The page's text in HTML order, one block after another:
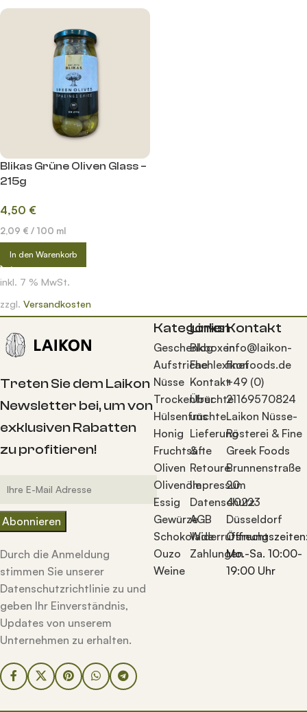
Blikas Grüne Oliven Glass –
215g
4,50 €
2,09 € / 100 ml
In den Warenkorb
inkl. 7 % MwSt.
zzgl. Versandkosten
Treten Sie dem Laikon
Newsletter bei, um von
exklusiven Rabatten
zu profitieren!
Durch die Anmeldung
stimmen Sie unserer
Datenschutzrichtlinie zu und
geben Ihr Einverständnis,
Updates von unserem
Unternehmen zu erhalten.
Kategorien
Geschenkboxen
Aufstriche
Nüsse
Trockenfrüchte
Hülsenfrüchte
Honig
Fruchtsäfte
Oliven
Olivenöle
Essig
Gewürze
Schokolade
Ouzo
Weine
Links
Blog
Fachlexikon
Kontakt
Über
uns
Lieferung
&
Retoure
Impressum
Datenschutz
AGB
Widerrufsrecht
Zahlungen
Kontakt
info@laikon-
finefoods.de
+49 (0)
21169570824
Laikon Nüsse-
Rösterei & Fine
Greek Foods
Brunnenstraße
20
40223
Düsseldorf
Mo.-Sa. 10:00-
19:00 Uhr